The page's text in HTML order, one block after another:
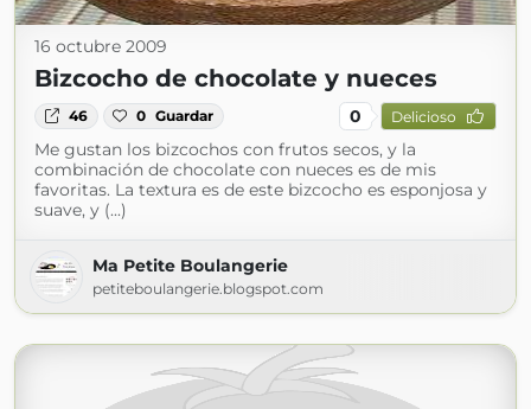
16 octubre 2009
Bizcocho de chocolate y nueces
46 0 Guardar 0 Delicioso
Me gustan los bizcochos con frutos secos, y la
combinación de chocolate con nueces es de mis
favoritas. La textura es de este bizcocho es esponjosa y
suave, y (...)
Ma Petite Boulangerie
petiteboulangerie.blogspot.com